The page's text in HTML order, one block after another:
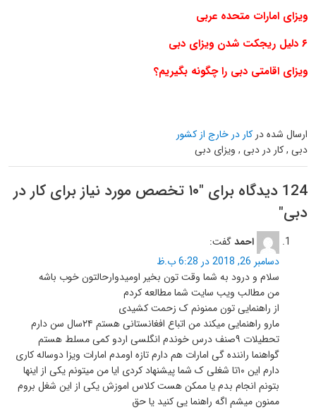
ویزای امارات متحده عربی
۶ دلیل ریجکت شدن ویزای دبی
ویزای اقامتی دبی را چگونه بگیریم؟
ارسال شده در کار در خارج از کشور
دبی , کار در دبی , ویزای دبی
124 دیدگاه برای "
۱۰ تخصص مورد نیاز برای کار در
دبی"
احمدگفت:
دسامبر 26, 2018 در 6:28 ب.ظ
سلام و درود به شما وقت تون بخیر اومیدوارحالتون خوب باشه
من مطالب ویب سایت شما مطالعه کردم
از راهنمایی تون ممنونم ک زحمت کشیدی
مارو راهنمایی میکند من اتباع افغانستانی هستم ۲۴سال سن دارم
تحطیلات ۹صنف درس خوندم انگلسی اردو کمی مسلط هستم
گواهنما راننده گی امارات هم دارم تازه اومدم امارات ویزا دوساله کاری
دارم این ۱۰تا شغلی ک شما پیشنهاد کردی ایا من میتونم یکی از اینها
بتونم انجام بدم یا ممکن هست کلاس اموزش یکی از این شغل بروم
ممنون میشم اگه راهنما یی کنید یا حق